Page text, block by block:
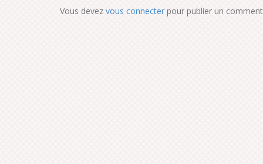
Vous devez vous connecter pour publier un